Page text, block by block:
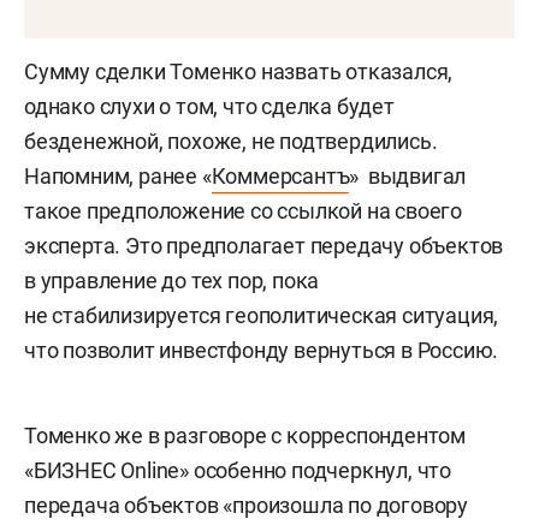
Сумму сделки Томенко назвать отказался,
однако слухи о том, что сделка будет
безденежной, похоже, не подтвердились.
Напомним, ранее «Коммерсантъ» выдвигал
такое предположение со ссылкой на своего
эксперта. Это предполагает передачу объектов
в управление до тех пор, пока
не стабилизируется геополитическая ситуация,
что позволит инвестфонду вернуться в Россию.
Томенко же в разговоре с корреспондентом
«БИЗНЕС Online» особенно подчеркнул, что
передача объектов «произошла по договору